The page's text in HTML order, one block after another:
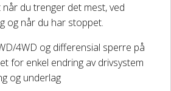
du trenger det mest, ved
og når du har stoppet.
4WD og differensial sperre på
for enkel endring av drivsystem
og underlag